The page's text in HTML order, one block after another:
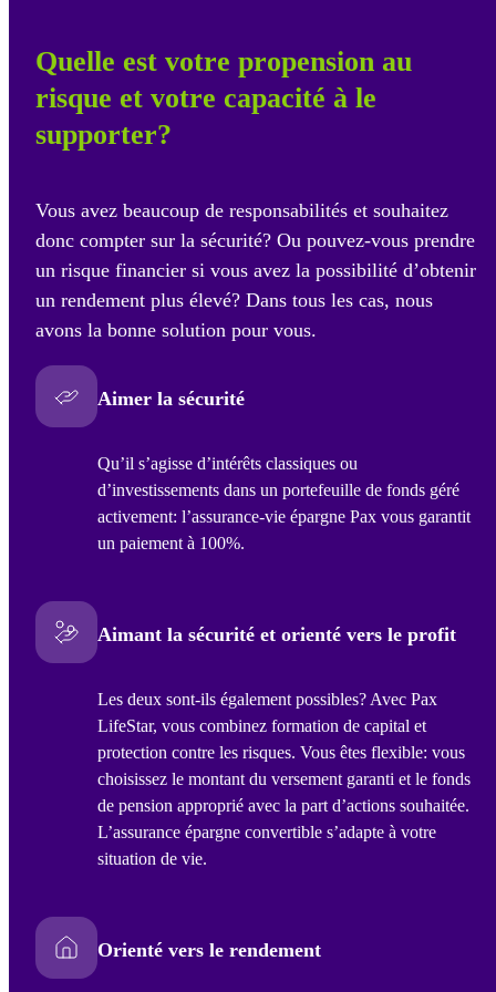
Quelle est votre propension au
risque et votre capacité à le
supporter?
Vous avez beaucoup de responsabilités et souhaitez
donc compter sur la sécurité? Ou pouvez-vous prendre
un risque financier si vous avez la possibilité d’obtenir
un rendement plus élevé? Dans tous les cas, nous
avons la bonne solution pour vous.
Aimer la sécurité
Qu’il s’agisse d’intérêts classiques ou
d’investissements dans un portefeuille de fonds géré
activement: l’assurance-vie épargne Pax vous garantit
un paiement à 100%.
Aimant la sécurité et orienté vers le profit
Les deux sont-ils également possibles? Avec Pax
LifeStar, vous combinez formation de capital et
protection contre les risques. Vous êtes flexible: vous
choisissez le montant du versement garanti et le fonds
de pension approprié avec la part d’actions souhaitée.
L’assurance épargne convertible s’adapte à votre
situation de vie.
Orienté vers le rendement